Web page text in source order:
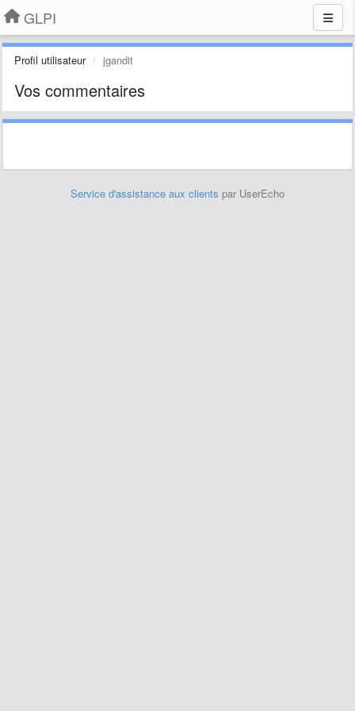
GLPI
Profil utilisateur jgandit
Vos commentaires
Service d'assistance aux clients par UserEcho